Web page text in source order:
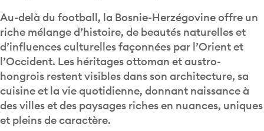
Au-delà du football, la Bosnie-Herzégovine offre un
riche mélange d’histoire, de beautés naturelles et
d’influences culturelles façonnées par l’Orient et
l’Occident. Les héritages ottoman et austro-
hongrois restent visibles dans son architecture, sa
cuisine et la vie quotidienne, donnant naissance à
des villes et des paysages riches en nuances, uniques
et pleins de caractère.